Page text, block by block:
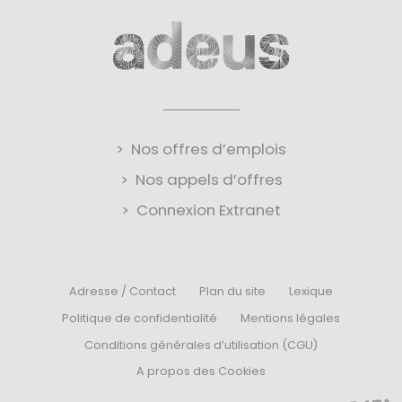
Nos offres d’emplois
Nos appels d’offres
Connexion Extranet
Adresse / Contact Plan du site
Lexique
Politique de confidentialité
Mentions légales
Conditions générales d’utilisation (CGU)
A propos des Cookies